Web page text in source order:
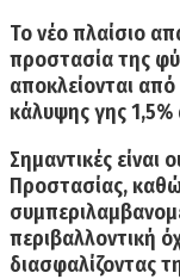
Το νέο πλαίσιο
προστασία της
αποκλείονται
κάλυψης γης
Σημαντικές είναι
Προστασίας,
περιβαλλοντική
διασφαλίζοντας